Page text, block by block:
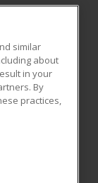
All rights
reproduced or
similar
about
in your
By
practices,